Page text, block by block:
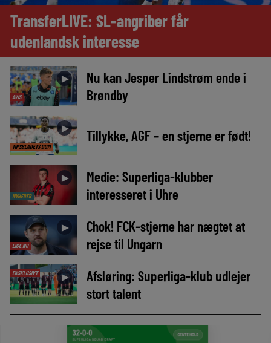
TransferLIVE: SL-angriber får
udenlandsk interesse
AVIS
►
Nu kan Jesper Lindstrøm ende i
Brøndby
TIPSBLADETS DOM
► Tillykke, AGF – en stjerne er født!
NYHEDER
►
Medie: Superliga-klubber
interesseret i Uhre
LIGE NU
►
Chok! FCK-stjerne har nægtet at
rejse til Ungarn
EKSKLUSIVT ►
Afsløring: Superliga-klub udlejer
stort talent